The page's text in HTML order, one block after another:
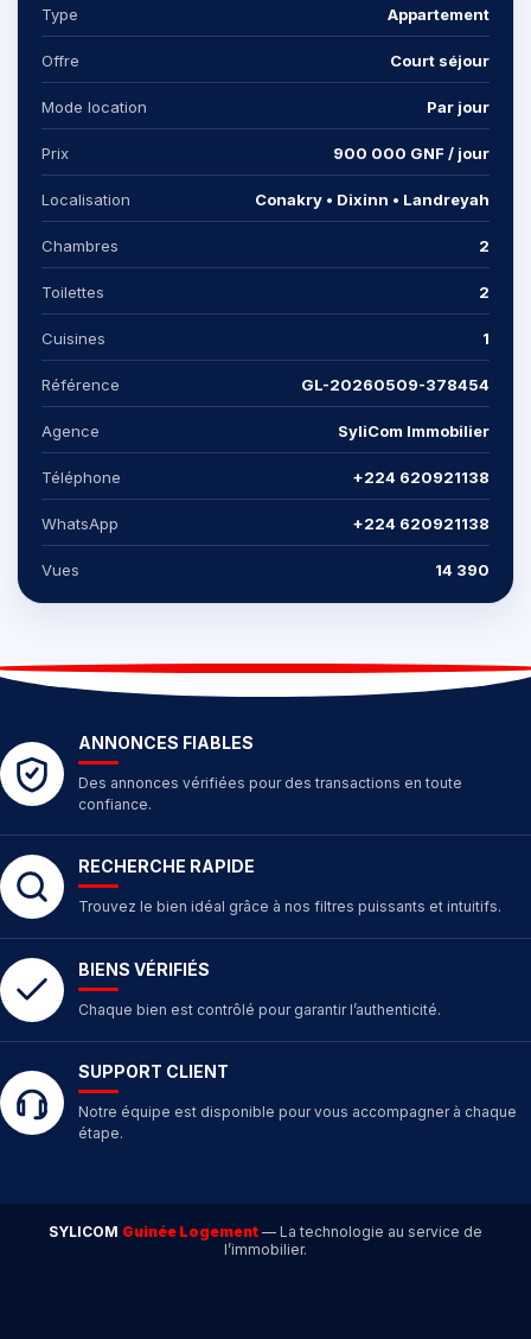
Type Appartement
Offre Court séjour
Mode location Par jour
Prix 900 000 GNF / jour
Localisation Conakry • Dixinn • Landreyah
Chambres 2
Toilettes 2
Cuisines 1
Référence GL-20260509-378454
Agence SyliCom Immobilier
Téléphone +224 620921138
WhatsApp +224 620921138
Vues 14 390
ANNONCES FIABLES
Des annonces vérifiées pour des transactions en toute
confiance.
RECHERCHE RAPIDE
Trouvez le bien idéal grâce à nos filtres puissants et intuitifs.
BIENS VÉRIFIÉS
Chaque bien est contrôlé pour garantir l’authenticité.
SUPPORT CLIENT
Notre équipe est disponible pour vous accompagner à chaque
étape.
SYLICOM Guinée Logement — La technologie au service de
l’immobilier.